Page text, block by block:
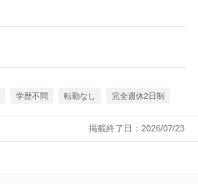
学歴不問 転勤なし 完全週休2日制
掲載終了日：2026/07/23